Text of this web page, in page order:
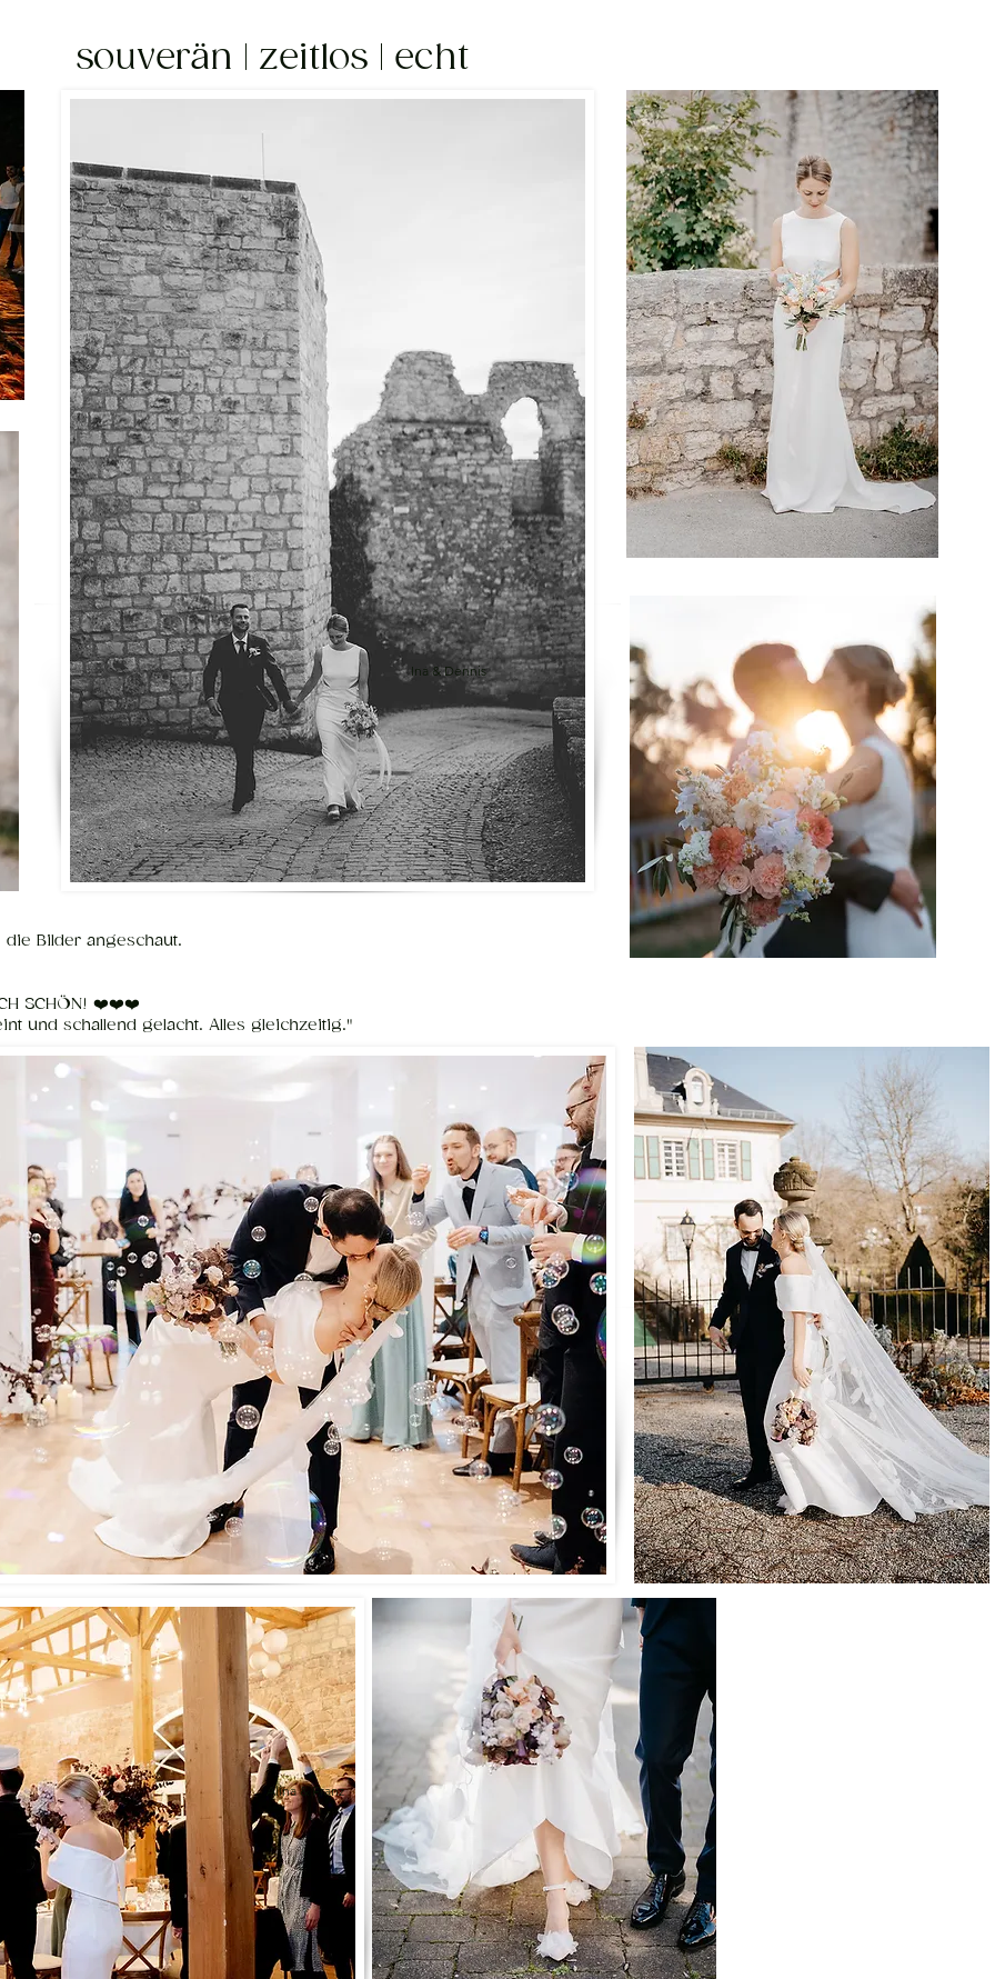
souverän | zeitlos | echt
Ina & Dennis
Bilder angeschaut.
SCHÖN! ❤️❤️❤️
und schallend gelacht. Alles gleichzeitig."
Alina & Franz